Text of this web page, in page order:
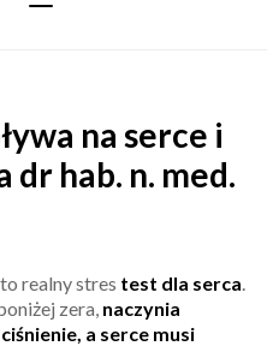
na serce i
hab. n. med.
realny stres test dla serca.
zera, naczynia
a serce musi